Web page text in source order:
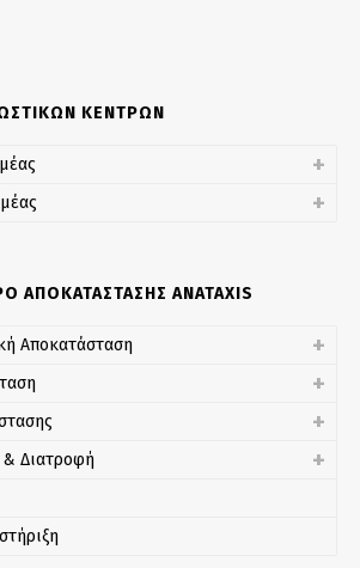
ΚΕΝΤΡΩΝ
ΑΠΟΚΑΤΑΣΤΑΣΗΣ ANATAXIS
Αποκατάσταση
Διατροφή